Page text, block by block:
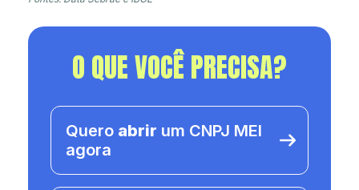
O QUE VOCÊ PRECISA?
Quero abrir um CNPJ MEI
agora